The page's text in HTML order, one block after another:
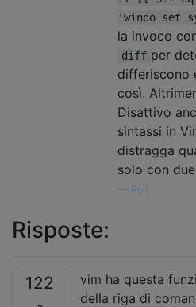
'windo set
la invoco
diff per
differiscono
così.
Disattivo
sintassi in
distragga
solo con
Rolf,
Risposte:
122
vim ha questa
della riga di